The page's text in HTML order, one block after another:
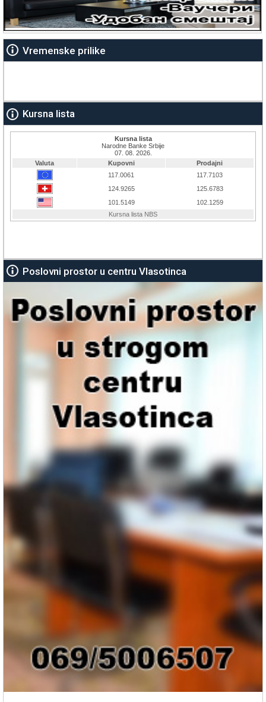
Vremenske prilike
Kursna lista
Poslovni prostor u centru Vlasotinca